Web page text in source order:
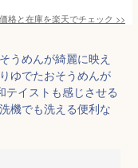
価格と在庫を楽天でチェック >>
うめんが綺麗に映え
ゆでたおそうめんが
イストも感じさせる
機でも洗える便利な